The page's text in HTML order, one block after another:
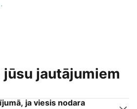
viesu uzņēmējiem
jautājumiem
ja viesis nodara